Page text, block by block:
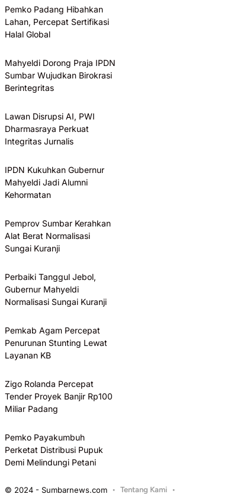
Pemko Padang Hibahkan
Lahan, Percepat Sertifikasi
Halal Global
Mahyeldi Dorong Praja IPDN
Sumbar Wujudkan Birokrasi
Berintegritas
Lawan Disrupsi AI, PWI
Dharmasraya Perkuat
Integritas Jurnalis
IPDN Kukuhkan Gubernur
Mahyeldi Jadi Alumni
Kehormatan
Pemprov Sumbar Kerahkan
Alat Berat Normalisasi
Sungai Kuranji
Perbaiki Tanggul Jebol,
Gubernur Mahyeldi
Normalisasi Sungai Kuranji
Pemkab Agam Percepat
Penurunan Stunting Lewat
Layanan KB
Zigo Rolanda Percepat
Tender Proyek Banjir Rp100
Miliar Padang
Pemko Payakumbuh
Perketat Distribusi Pupuk
Demi Melindungi Petani
© 2024 - Sumbarnews.com
Tentang Kami